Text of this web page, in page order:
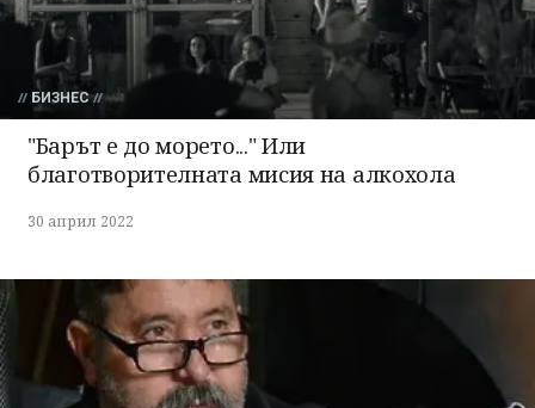
БИЗНЕС
"Барът е до морето..." Или
благотворителната мисия на алкохола
30 април 2022